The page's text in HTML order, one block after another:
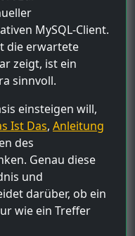
MySQL-Client.
die erwartete
zeigt, ist ein
sinnvoll.
einsteigen will,
Ist Das, Anleitung
des
Genau diese
und
darüber, ob ein
wie ein Treffer